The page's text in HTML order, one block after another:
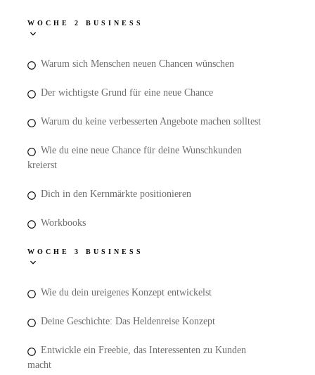
WOCHE 2 BUSINESS
Warum sich Menschen neuen Chancen wünschen
Der wichtigste Grund für eine neue Chance
Warum du keine verbesserten Angebote machen solltest
Wie du eine neue Chance für deine Wunschkunden
kreierst
Dich in den Kernmärkte positionieren
Workbooks
WOCHE 3 BUSINESS
Wie du dein ureigenes Konzept entwickelst
Deine Geschichte: Das Heldenreise Konzept
Entwickle ein Freebie, das Interessenten zu Kunden
macht